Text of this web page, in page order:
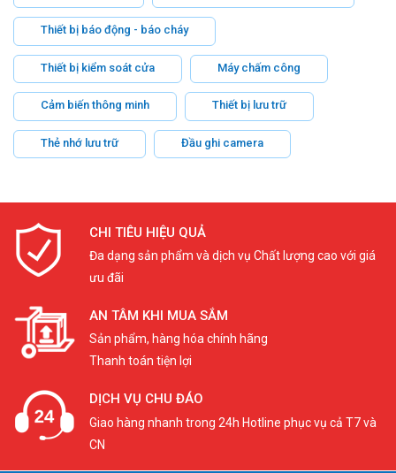
Thiết bị báo động - báo cháy
Thiết bị kiểm soát cửa Máy chấm công
Cảm biến thông minh Thiết bị lưu trữ
Thẻ nhớ lưu trữ Đầu ghi camera
CHI TIÊU HIỆU QUẢ
Đa dạng sản phẩm và dịch vụ Chất lượng cao với giá
ưu đãi
AN TÂM KHI MUA SẮM
Sản phẩm, hàng hóa chính hãng
Thanh toán tiện lợi
DỊCH VỤ CHU ĐÁO
Giao hàng nhanh trong 24h Hotline phục vụ cả T7 và
CN